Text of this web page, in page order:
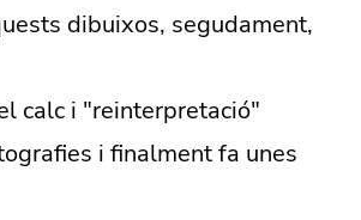
dibuixos, segudament,
calc i "reinterpretació"
i finalment fa unes